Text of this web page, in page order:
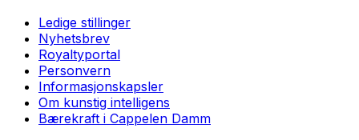
Ledige stillinger
Nyhetsbrev
Royaltyportal
Personvern
Informasjonskapsler
Om kunstig intelligens
Bærekraft i Cappelen Damm